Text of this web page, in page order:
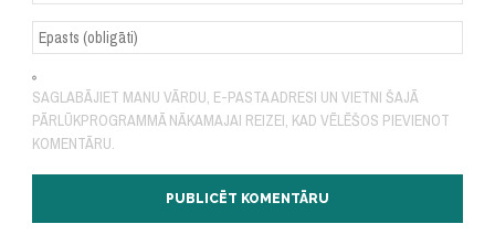
SAGLABĀJIET MANU VĀRDU, E-PASTA ADRESI UN VIETNI ŠAJĀ
PĀRLŪKPROGRAMMĀ NĀKAMAJAI REIZEI, KAD VĒLĒŠOS PIEVIENOT
KOMENTĀRU.